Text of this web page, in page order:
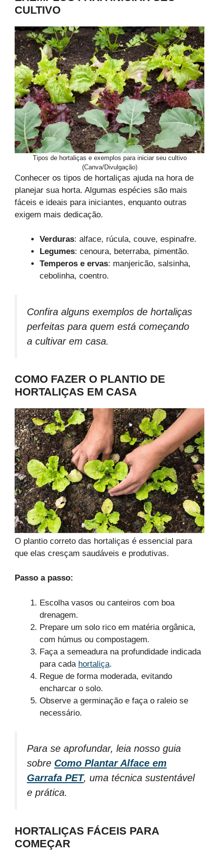
CULTIVO
Tipos de hortaliças e exemplos para iniciar seu cultivo
(Canva/Divulgação)
Conhecer os tipos de hortaliças ajuda na hora de
planejar sua horta. Algumas espécies são mais
fáceis e ideais para iniciantes, enquanto outras
exigem mais dedicação.
Verduras: alface, rúcula, couve, espinafre.
Legumes: cenoura, beterraba, pimentão.
Temperos e ervas: manjericão, salsinha,
cebolinha, coentro.
Confira alguns exemplos de hortaliças
perfeitas para quem está começando
a cultivar em casa.
COMO FAZER O PLANTIO DE
HORTALIÇAS EM CASA
O plantio correto das hortaliças é essencial para
que elas cresçam saudáveis e produtivas.
Passo a passo:
Escolha vasos ou canteiros com boa
drenagem.
Prepare um solo rico em matéria orgânica,
com húmus ou compostagem.
Faça a semeadura na profundidade indicada
para cada hortaliça.
Regue de forma moderada, evitando
encharcar o solo.
Observe a germinação e faça o raleio se
necessário.
Para se aprofundar, leia nosso guia
sobre Como Plantar Alface em
Garrafa PET, uma técnica sustentável
e prática.
HORTALIÇAS FÁCEIS PARA
COMEÇAR